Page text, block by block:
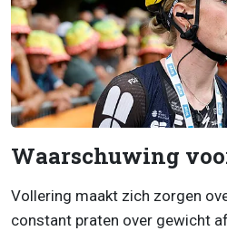
Waarschuwing
Vollering maakt zich zorgen
constant praten over gewicht